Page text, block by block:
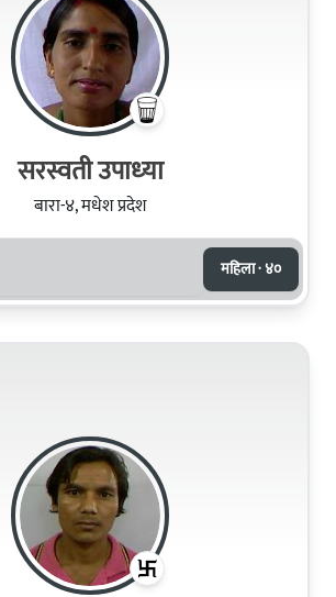
सरस्‍वती उपाध्‍या
बारा-४, मधेश प्रदेश
महिला · ४०